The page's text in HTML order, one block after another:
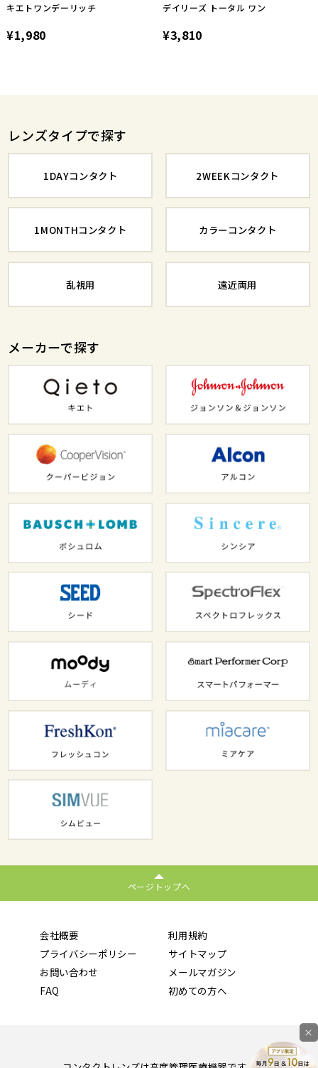
キエトワンデーリッチ
¥1,980
デイリーズ トータル ワン
¥3,810
レンズタイプで探す
1DAYコンタクト 2WEEKコンタクト
1MONTHコンタクト カラーコンタクト
乱視用 遠近両用
メーカーで探す
ページトップへ
会社概要
利用規約
プライバシーポリシー
サイトマップ
お問い合わせ
メールマガジン
FAQ
初めての方へ
×